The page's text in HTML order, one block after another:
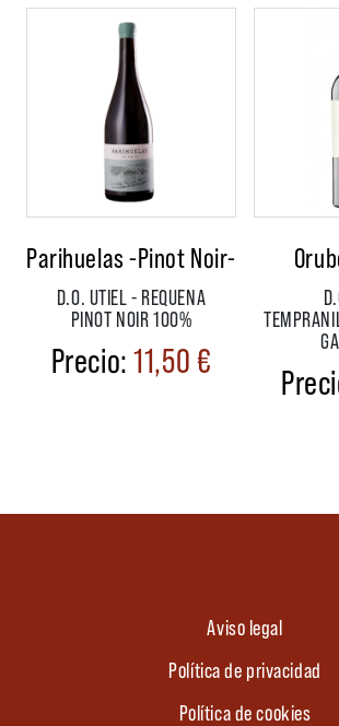
Parihuelas -Pinot Noir-
D.O. UTIEL - REQUENA
PINOT NOIR 100%
11,50€
Aviso legal
Política de privacidad
Política de cookies